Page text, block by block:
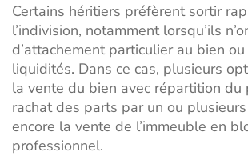
Certains héritiers préfèrent sortir
l’indivision, notamment lorsqu’ils
d’attachement particulier au bien
liquidités. Dans ce cas, plusieurs
la vente du bien avec répartition du
rachat des parts par un ou
encore la vente de l’immeuble en
professionnel.